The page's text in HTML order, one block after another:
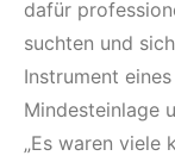
dafür
suchten und
Instrument
Mindesteinlage
„Es waren viele